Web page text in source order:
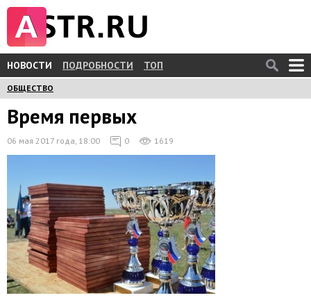
НОВОСТИ ПОДРОБНОСТИ ТОП
ОБЩЕСТВО
Время первых
06 мая 2017 года, 18:00 0 1619